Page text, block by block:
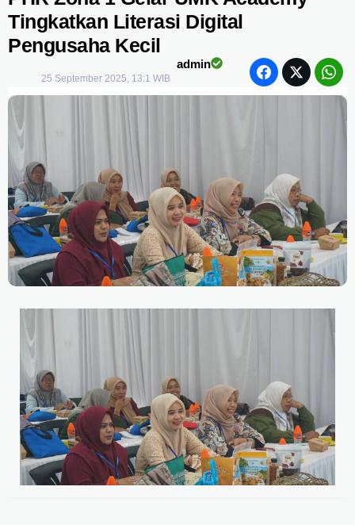
Tingkatkan Literasi Digital
Pengusaha Kecil
admin
25 September 2025, 13:1 WIB